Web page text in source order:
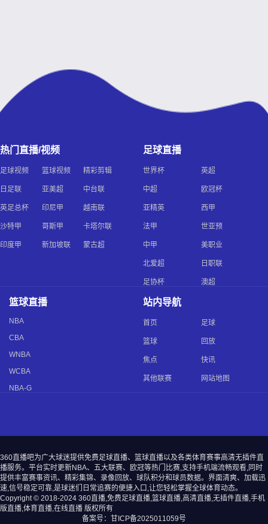
热门直播/视频
足球视频 篮球视频 精彩剪辑
日足联 亚美超 中台联
英足总杯 印尼甲 越南联
沙特甲 哥斯甲 卡塔尔联
印度甲 新加坡联 蒙古超
足球直播
世界杯 英超
中超 欧冠杯
亚精英 西甲
法甲 世亚预
中甲 美职业
北爱超 日职联
足协杯 澳超
篮球直播
NBA
CBA
WNBA
WCBA
NBA-G
站内导航
首页 足球
篮球 回放
焦点 快讯
其他联赛 网站地图
360直播吧为广大球迷提供免费足球直播、篮球直播以及各类体育赛事高清无插件直
播服务。平台实时更新NBA、五大联赛、欧冠等热门比赛,支持手机端流畅观看,同时
提供丰富赛事资讯、精彩集锦、录像回放、球队积分和球员数据。界面清爽、加载迅
速,信号稳定可靠,是球迷们日常追赛的便捷入口,让您轻松掌握全球体育动态。
Copyright © 2018-2024 360直播,免费足球直播,篮球直播,高清直播,无插件直播,手机
版直播,体育直播,在线直播 版权所有
备案号： 甘ICP备2025011059号